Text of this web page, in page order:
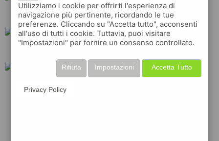
tamoil esso eni
Utilizziamo i cookie per offrirti l'esperienza di
navigazione più pertinente, ricordando le tue
preferenze. Cliccando su "Accetta tutto", acconsenti
all'uso di tutti i cookie. Tuttavia, puoi visitare
"Impostazioni" per fornire un consenso controllato.
Accetta Tutto
Impostazioni
Rifiuta
Privacy Policy